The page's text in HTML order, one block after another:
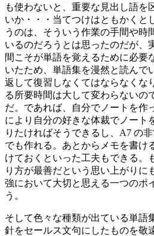
も使わないと、重要な見出し語を
いか・・・当てつけはともかくと
うのは、そういう作業の手間や時
いるのだろうとは思ったのだが、
間こそが単語を覚えるために必要
いたため、単語集を漫然と読んで
返して復習しなくてはならなくな
る所要時間は大して変わらないの
だ。であれば、自分でノートを作
により自分の好きな体裁でノート
りたければそうできるし、A7 の
でも作れる。あとからメモを書け
けておくといった工夫もできる。
り方が最善だという思い上がりに
強において大切と思える一つのポ
う。
そして色々な種類が出ている単語
針をセールス文句にしたものを敬